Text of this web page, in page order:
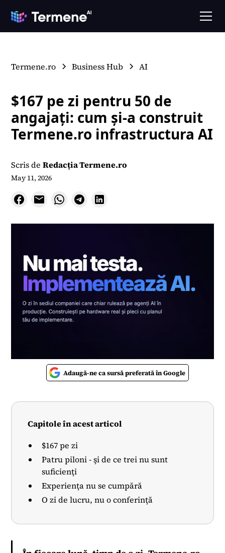
Termene.ro Business Hub AI
$167 pe zi pentru 50 de
angajaţi: cum şi-a construit
Termene.ro infrastructura AI
Scris de Redacția Termene.ro
May 11, 2026
Adaugă-ne ca sursă preferată în Google
Capitole în acest articol
$167 pe zi
Patru piloni - şi de ce trei nu sunt
suficienţi
Experienţa nu se cumpără
O zi de lucru, nu o conferinţă